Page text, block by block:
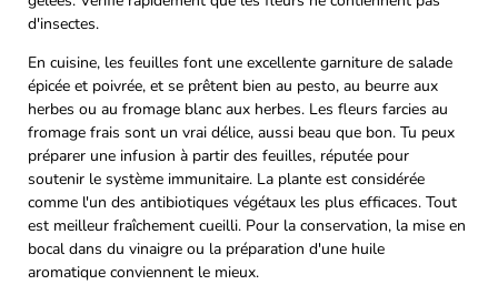
d'insectes.
En cuisine, les feuilles font une excellente garniture de salade
épicée et poivrée, et se prêtent bien au pesto, au beurre aux
herbes ou au fromage blanc aux herbes. Les fleurs farcies au
fromage frais sont un vrai délice, aussi beau que bon. Tu peux
préparer une infusion à partir des feuilles, réputée pour
soutenir le système immunitaire. La plante est considérée
comme l'un des antibiotiques végétaux les plus efficaces. Tout
est meilleur fraîchement cueilli. Pour la conservation, la mise en
bocal dans du vinaigre ou la préparation d'une huile
aromatique conviennent le mieux.